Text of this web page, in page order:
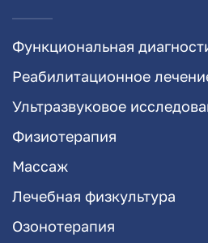
Функциональная
Реабилитационное
Ультразвуковое
Физиотерапия
Массаж
Лечебная физкультура
Озонотерапия